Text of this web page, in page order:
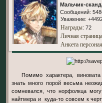
Мальчик-
Сообщений:
Уважение:
Награды: 72
Личная страница
Анкета
Помимо характера, виновата была работа Энтони, вынуждавшая
знать много порой весьма
сомневался, что норфолкца
найтмера и куда-то совсем к